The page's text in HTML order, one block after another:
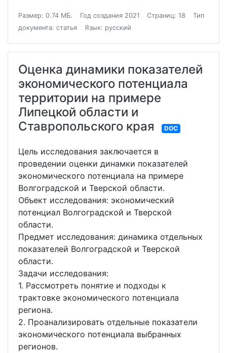
Размер: 0.74 МБ. Год создания 2021 Страниц: 18
Тип
документа: статья
Язык: русский
Оценка динамики показателей
экономического потенциала
территории на примере
Липецкой области и
Ставропольского края
DOC
Цель исследования заключается в
проведении оценки динамки показателей
экономического потенциала на примере
Волгоградской и Тверской области.
Объект исследования: экономический
потенциал Волгоградской и Тверской
области.
Предмет исследования: динамика отдельных
показателей Волгоградской и Тверской
области.
Задачи исследования:
1. Рассмотреть понятие и подходы к
трактовке экономического потенциала
региона.
2. Проанализировать отдельные показатели
экономического потенциала выбранных
регионов.